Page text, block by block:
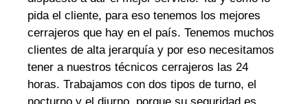
pida el cliente, para eso tenemos los mejores
cerrajeros que hay en el país. Tenemos muchos
clientes de alta jerarquía y por eso necesitamos
tener a nuestros técnicos cerrajeros las 24
horas. Trabajamos con dos tipos de turno, el